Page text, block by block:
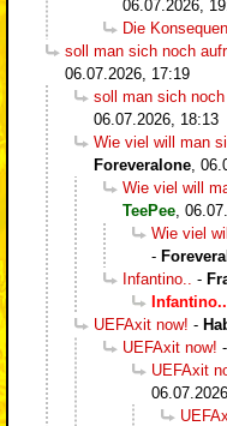
06.07.2026,
Die
soll man sich noch
06.07.2026, 17:19
soll man sich noch
06.07.2026, 18:13
Wie viel will man
Foreveralone
Wie viel will
TeePee
Wie viel
-
Infantino..
-
Infantino..
UEFAxit now! -
UEFAxit now! -
UEFAxit